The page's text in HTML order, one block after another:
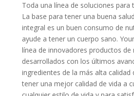
Toda una línea de soluciones para
La base para tener una buena
integral es un buen consumo de
ayude a tener un cuerpo sano.
línea de innovadores productos de
desarrollados con los últimos
ingredientes de la más alta calidad
tener una mejor calidad de vida a